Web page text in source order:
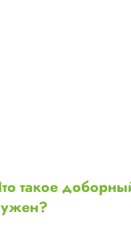
такое